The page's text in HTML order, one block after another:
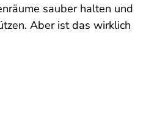
sauber halten und
Aber ist das wirklich